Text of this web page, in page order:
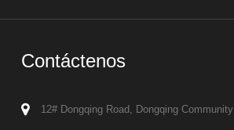
Contáctenos
12# Dongqing Road, Dongqing Community